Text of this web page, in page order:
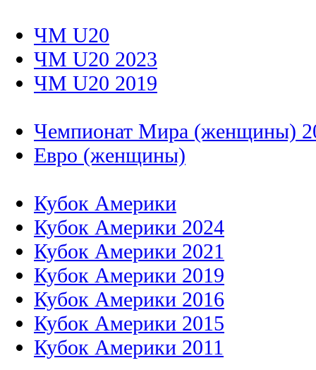
ЧМ U20
ЧМ U20 2023
ЧМ U20 2019
Чемпионат Мира (женщины)
Евро (женщины)
Кубок Америки
Кубок Америки 2024
Кубок Америки 2021
Кубок Америки 2019
Кубок Америки 2016
Кубок Америки 2015
Кубок Америки 2011